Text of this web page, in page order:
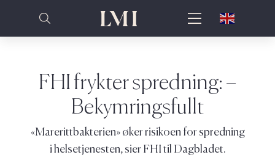
FHI frykter spredning: –
Bekymringsfullt
«Marerittbakterien» øker risikoen for spredning
i helsetjenesten, sier FHI til Dagbladet.